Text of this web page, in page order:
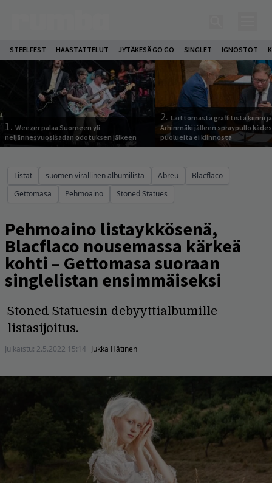
STEELFEST HAASTATTELUT JYTÄKESÄ GO GO SINGLET IGNOSTOT
1. Weezer palaa Suomeen yli
neljännesvuosisadan odotuksen jälkeen
2. Laittomasta graffitista kiinni
Arhinmäki jälleen spraypullo
puolueita ei kiinnosta
Listat suomen virallinen albumilista Abreu
Blacflaco
Gettomasa
Pehmoaino Stoned Statues
Pehmoaino listaykkösenä,
Blacflaco nousemassa kärkeä
kohti – Gettomasa suoraan
singlelistan ensimmäiseksi
Stoned Statuesin debyyttialbumille
listasijoitus.
Julkaistu: 2.5.2022 15:14 Jukka Hätinen